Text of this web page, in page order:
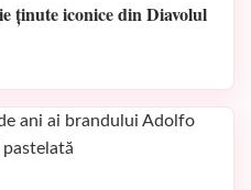
ținute iconice din Diavolul